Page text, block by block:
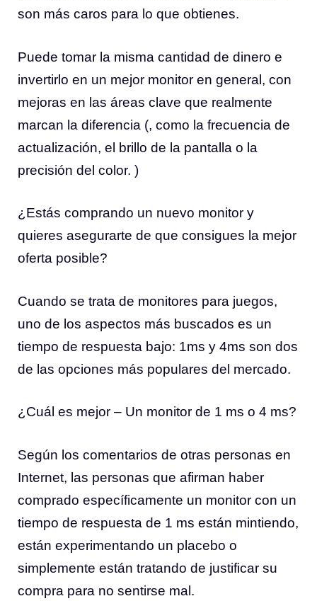
son más caros para lo que obtienes.
Puede tomar la misma cantidad de dinero e
invertirlo en un mejor monitor en general, con
mejoras en las áreas clave que realmente
marcan la diferencia (, como la frecuencia de
actualización, el brillo de la pantalla o la
precisión del color. )
¿Estás comprando un nuevo monitor y
quieres asegurarte de que consigues la mejor
oferta posible?
Cuando se trata de monitores para juegos,
uno de los aspectos más buscados es un
tiempo de respuesta bajo: 1ms y 4ms son dos
de las opciones más populares del mercado.
¿Cuál es mejor – Un monitor de 1 ms o 4 ms?
Según los comentarios de otras personas en
Internet, las personas que afirman haber
comprado específicamente un monitor con un
tiempo de respuesta de 1 ms están mintiendo,
están experimentando un placebo o
simplemente están tratando de justificar su
compra para no sentirse mal.